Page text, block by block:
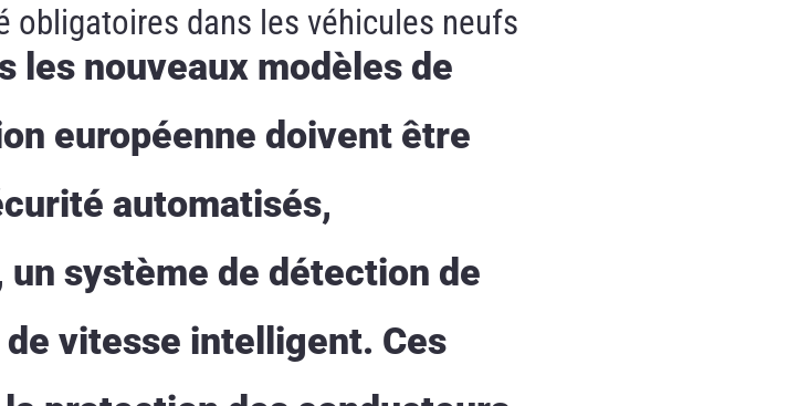
obligatoires dans les véhicules neufs
les nouveaux modèles de
européenne doivent être
automatisés,
système de détection de
vitesse intelligent. Ces